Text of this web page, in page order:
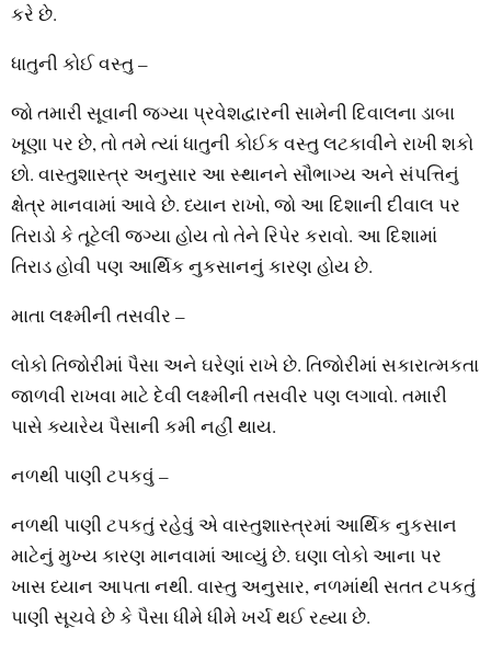
કરે છે.
ધાતુની કોઈ વસ્તુ –
જો તમારી સૂવાની જગ્યા પ્રવેશદ્વારની સામેની દિવાલના ડાબા
ખૂણા પર છે, તો તમે ત્યાં ધાતુની કોઈક વસ્તુ લટકાવીને રાખી શકો
છો. વાસ્તુશાસ્ત્ર અનુસાર આ સ્થાનને સૌભાગ્ય અને સંપત્તિનું
ક્ષેત્ર માનવામાં આવે છે. ધ્યાન રાખો, જો આ દિશાની દીવાલ પર
તિરાડો કે તૂટેલી જગ્યા હોય તો તેને રિપેર કરાવો. આ દિશામાં
તિરાડ હોવી પણ આર્થિક નુકસાનનું કારણ હોય છે.
માતા લક્ષ્મીની તસવીર –
લોકો તિજોરીમાં પૈસા અને ઘરેણાં રાખે છે. તિજોરીમાં સકારાત્મકતા
જાળવી રાખવા માટે દેવી લક્ષ્મીની તસવીર પણ લગાવો. તમારી
પાસે ક્યારેય પૈસાની કમી નહીં થાય.
નળથી પાણી ટપકવું –
નળથી પાણી ટપકતું રહેવું એ વાસ્તુશાસ્ત્રમાં આર્થિક નુકસાન
માટેનું મુખ્ય કારણ માનવામાં આવ્યું છે. ઘણા લોકો આના પર
ખાસ ધ્યાન આપતા નથી. વાસ્તુ અનુસાર, નળમાંથી સતત ટપકતું
પાણી સૂચવે છે કે પૈસા ધીમે ધીમે ખર્ચ થઈ રહ્યા છે.